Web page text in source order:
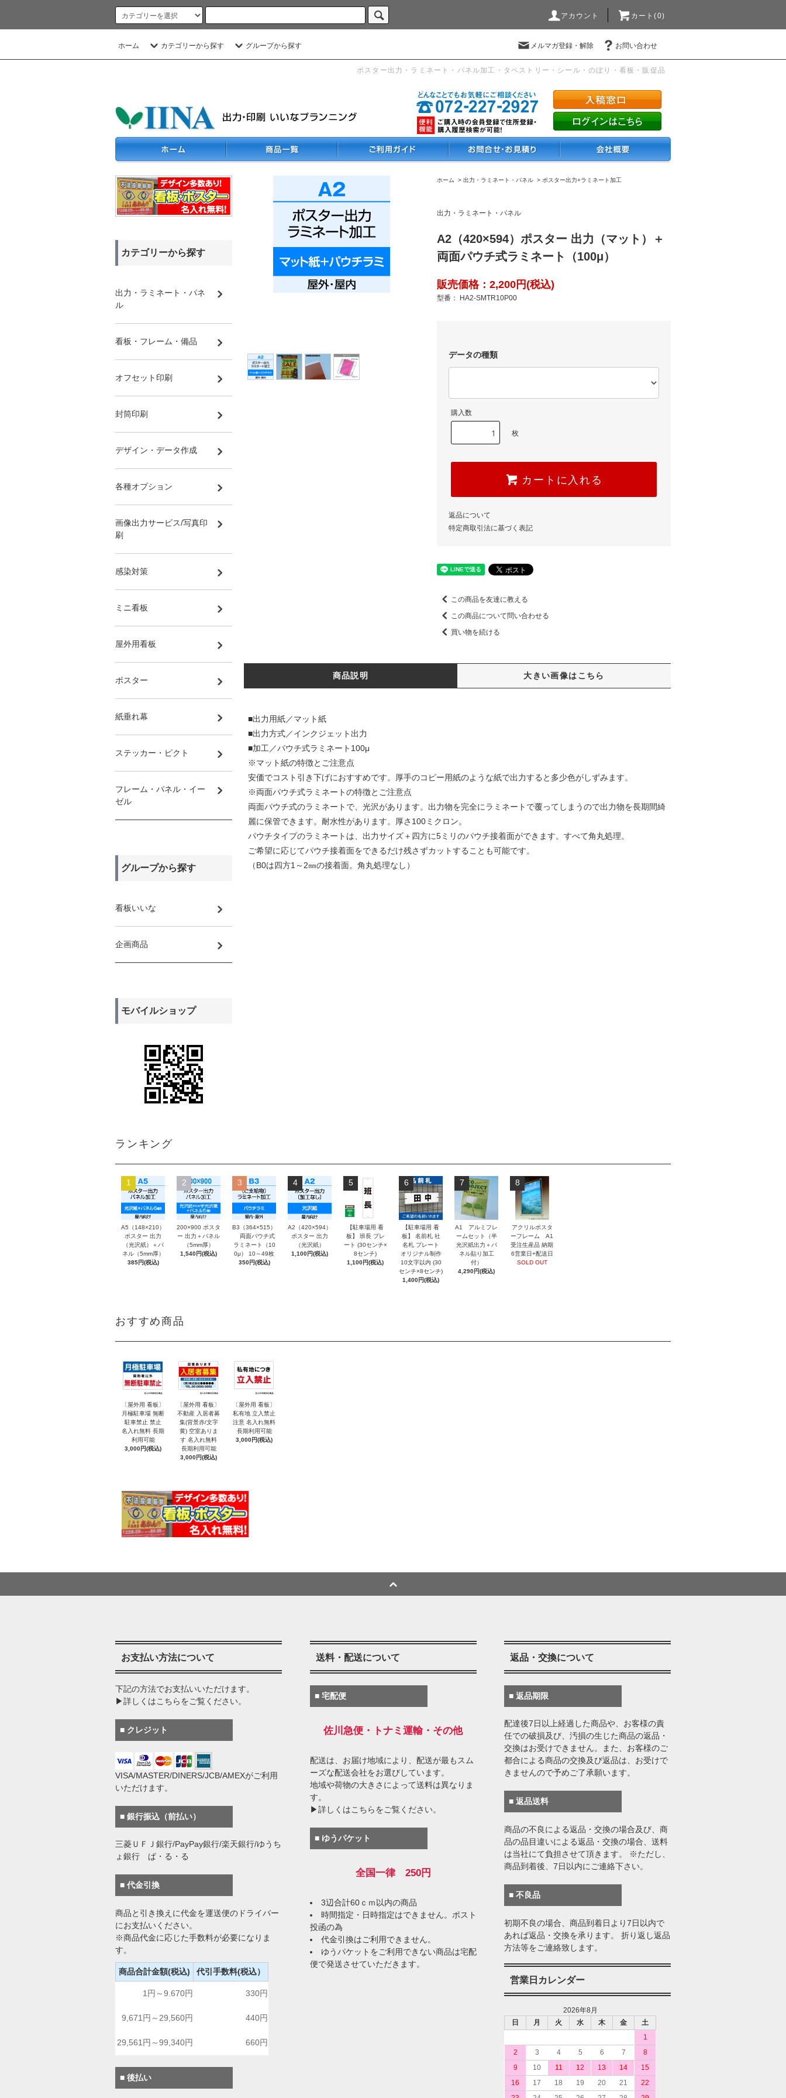
アカウント カート(0)
ホーム カテゴリーから探す グループから探す メルマガ登録・解除 お問い合わせ
ポスター出力・ラミネート・パネル加工・タペストリー・シール・のぼり・看板・販促品
ホーム > 出力・ラミネート・パネル > ポスター出力+ラミネート加工
出力・ラミネート・パネル
A2（420×594）ポスター 出力（マット）＋
両面パウチ式ラミネート（100μ）
販売価格：2,200円(税込)
型番： HA2-SMTR10P00
データの種類
購入数
枚
カートに入れる
返品について
特定商取引法に基づく表記
この商品を友達に教える
この商品について問い合わせる
買い物を続ける
商品説明 大きい画像はこちら
■出力用紙／マット紙
■出力方式／インクジェット出力
■加工／パウチ式ラミネート100μ
※マット紙の特徴とご注意点
安価でコスト引き下げにおすすめです。厚手のコピー用紙のような紙で出力すると多少色がしずみます。
※両面パウチ式ラミネートの特徴とご注意点
両面パウチ式のラミネートで、光沢があります。出力物を完全にラミネートで覆ってしまうので出力物を長期間綺
麗に保管できます。耐水性があります。厚さ100ミクロン。
パウチタイプのラミネートは、出力サイズ＋四方に5ミリのパウチ接着面ができます。すべて角丸処理。
ご希望に応じてパウチ接着面をできるだけ残さずカットすることも可能です。
（B0は四方1～2㎜の接着面。角丸処理なし）
カテゴリーから探す
出力・ラミネート・パネ
ル
看板・フレーム・備品
オフセット印刷
封筒印刷
デザイン・データ作成
各種オプション
画像出力サービス/写真印
刷
感染対策
ミニ看板
屋外用看板
ポスター
紙垂れ幕
ステッカー・ピクト
フレーム・パネル・イー
ゼル
グループから探す
看板いいな
企画商品
モバイルショップ
ランキング
1
A5（148×210）
ポスター 出力
（光沢紙）＋パ
ネル（5mm厚）
385円(税込)
2
200×900 ポスタ
ー 出力＋パネル
（5mm厚）
1,540円(税込)
3
B3（364×515）
両面パウチ式
ラミネート（10
0μ） 10～49枚
350円(税込)
4
A2（420×594）
ポスター 出力
（光沢紙）
1,100円(税込)
5
【駐車場用 看
板】 班長 プレ
ート (30センチ×
8センチ)
1,100円(税込)
6
【駐車場用 看
板】 名前札 社
名札 プレート
オリジナル制作
10文字以内 (30
センチ×8センチ)
1,400円(税込)
7
A1 アルミフレ
ームセット（半
光沢紙出力＋パ
ネル貼り加工
付）
4,290円(税込)
8
アクリルポスタ
ーフレーム A1
受注生産品 納期
6営業日+配送日
SOLD OUT
おすすめ商品
〔屋外用 看板〕
月極駐車場 無断
駐車禁止 禁止
名入れ無料 長期
利用可能
3,000円(税込)
〔屋外用 看板〕
不動産 入居者募
集(背景赤/文字
黄) 空室ありま
す 名入れ無料
長期利用可能
3,000円(税込)
〔屋外用 看板〕
私有地 立入禁止
注意 名入れ無料
長期利用可能
3,000円(税込)
お支払い方法について
下記の方法でお支払いいただけます。
▶詳しくはこちらをご覧ください。
■ クレジット
VISA/MASTER/DINERS/JCB/AMEXがご利用
いただけます。
■ 銀行振込（前払い）
三菱ＵＦＪ銀行/PayPay銀行/楽天銀行/ゆうち
ょ銀行 ぱ・る・る
■ 代金引換
商品と引き換えに代金を運送便のドライバー
にお支払いください。
※商品代金に応じた手数料が必要になりま
す。
商品合計金額(税込) 代引手数料(税込）
1円～9.670円 330円
9,671円～29,560円 440円
29,561円～99,340円 660円
■ 後払い
送料・配送について
■ 宅配便
佐川急便・トナミ運輸・その他
配送は、お届け地域により、配送が最もスム
ーズな配送会社をお選びしています。
地域や荷物の大きさによって送料は異なりま
す。
▶詳しくはこちらをご覧ください。
■ ゆうパケット
全国一律 250円
3辺合計60ｃｍ以内の商品
時間指定・日時指定はできません。ポスト
投函の為
代金引換はご利用できません。
ゆうパケットをご利用できない商品は宅配
便で発送させていただきます。
返品・交換について
■ 返品期限
配達後7日以上経過した商品や、お客様の責
任での破損及び、汚損の生じた商品の返品・
交換はお受けできません。また、お客様のご
都合による商品の交換及び返品は、お受けで
きませんので予めご了承願います。
■ 返品送料
商品の不良による返品・交換の場合及び、商
品の品目違いによる返品・交換の場合、送料
は当社にて負担させて頂きます。 ※ただし、
商品到着後、7日以内にご連絡下さい。
■ 不良品
初期不良の場合、商品到着日より7日以内で
あれば返品・交換を承ります。 折り返し返品
方法等をご連絡致します。
営業日カレンダー
2026年8月
日
月 火 水 木 金
土
1
2
3 4 5 6 7
8
9
10 11 12 13 14
15
16
17 18 19 20 21
22